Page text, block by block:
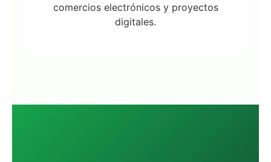
comercios electrónicos y proyectos
digitales.